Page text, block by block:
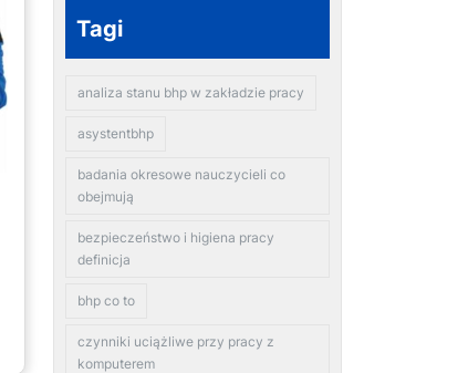
Tagi
analiza stanu bhp w zakładzie pracy
asystentbhp
badania okresowe nauczycieli co
obejmują
bezpieczeństwo i higiena pracy
definicja
bhp co to
czynniki uciążliwe przy pracy z
komputerem